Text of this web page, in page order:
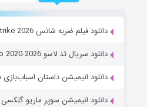
دانلود فیلم ضربه شانس Lucky Strike 2026
دانلود سریال تد لاسو Ted Lasso 2020-2026
دانلود انیمیشن داستان اسباب‌بازی ۵ Toy Story 5 (2026)